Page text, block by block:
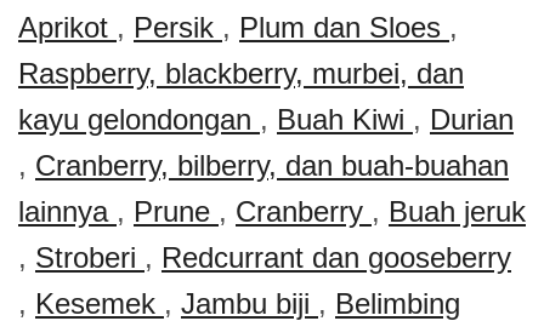
Aprikot , Persik , Plum dan Sloes ,
Raspberry, blackberry, murbei, dan
kayu gelondongan , Buah Kiwi , Durian
, Cranberry, bilberry, dan buah-buahan
lainnya , Prune , Cranberry , Buah jeruk
, Stroberi , Redcurrant dan gooseberry
, Kesemek , Jambu biji , Belimbing